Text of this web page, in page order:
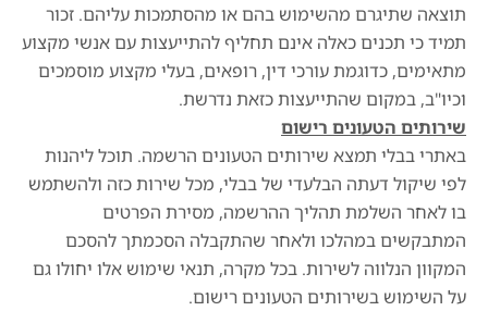
תוצאה שתיגרם מהשימוש בהם או מהסתמכות עליהם. זכור
תמיד כי תכנים כאלה אינם תחליף להתייעצות עם אנשי מקצוע
מתאימים, כדוגמת עורכי דין, רופאים, בעלי מקצוע מוסמכים
וכיו"ב, במקום שהתייעצות כזאת נדרשת.
שירותים הטעונים רישום
באתרי בבלי תמצא שירותים הטעונים הרשמה. תוכל ליהנות
לפי שיקול דעתה הבלעדי של בבלי, מכל שירות כזה ולהשתמש
בו לאחר השלמת תהליך ההרשמה, מסירת הפרטים
המתבקשים במהלכו ולאחר שהתקבלה הסכמתך להסכם
המקוון הנלווה לשירות. בכל מקרה, תנאי שימוש אלו יחולו גם
על השימוש בשירותים הטעונים רישום.